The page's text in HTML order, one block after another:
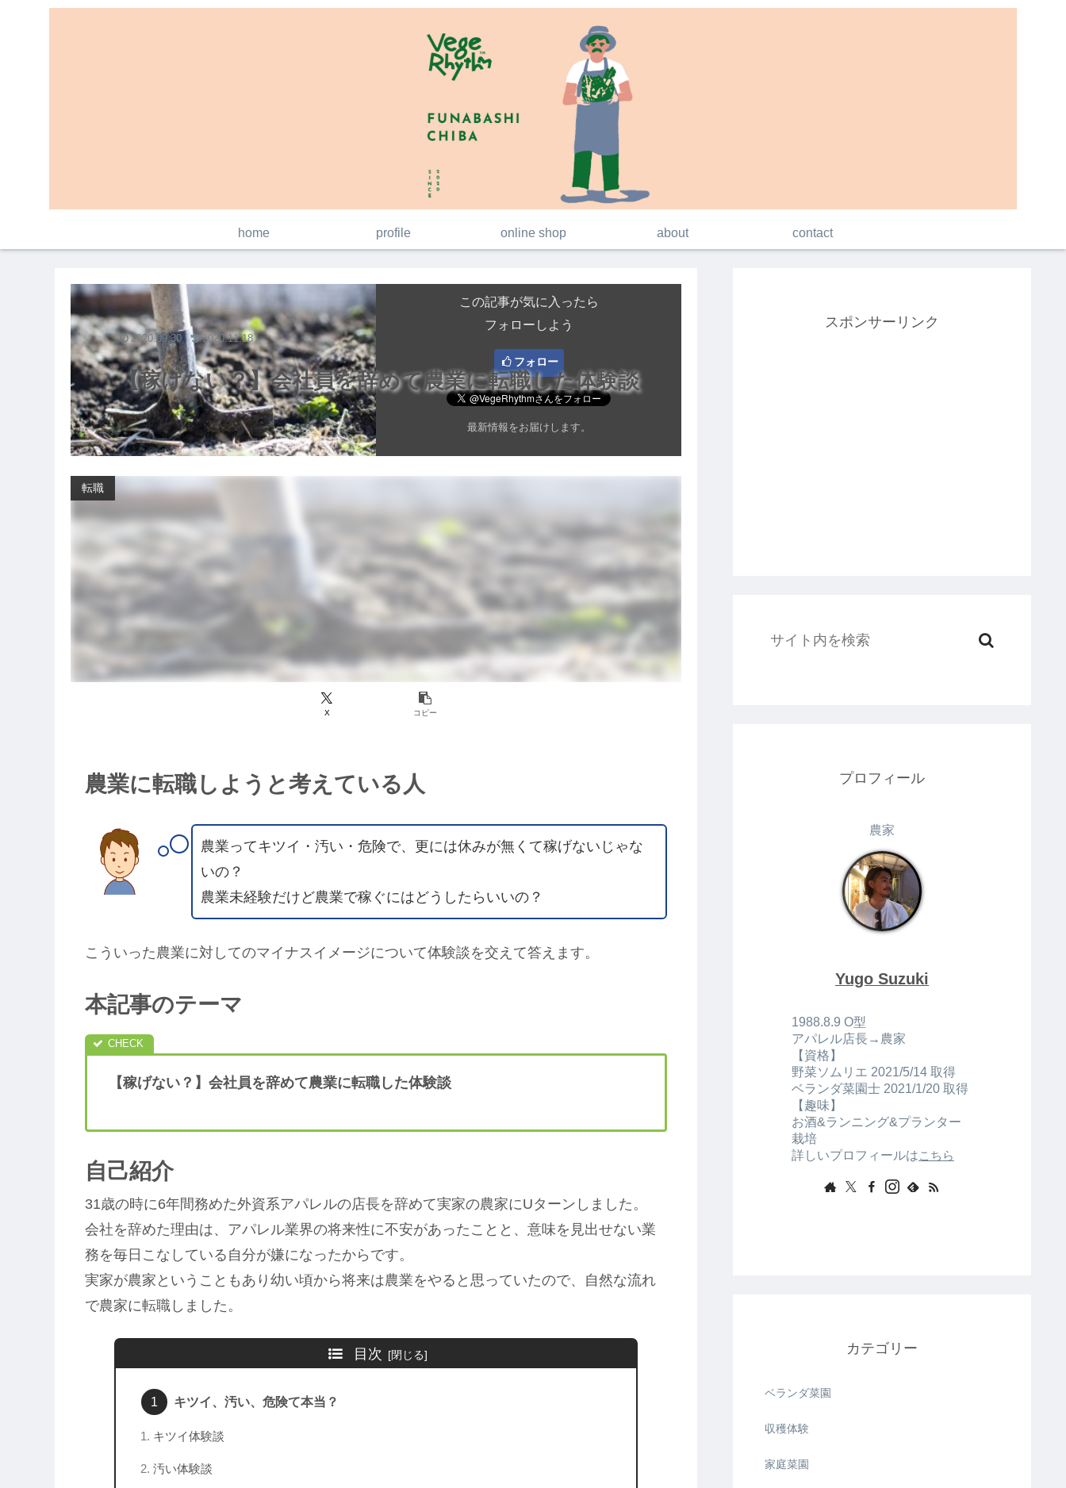
home profile online shop about contact
【稼げない？】会社員を辞めて農業に転職した体験談
この記事が気に入ったら
フォローしよう
フォロー
最新情報をお届けします。
転職
X コピー
2020.09.30 2020.11.18
農業に転職しようと考えている人
農業ってキツイ・汚い・危険で、更には休みが無くて稼げないじゃな
いの？
農業未経験だけど農業で稼ぐにはどうしたらいいの？
こういった農業に対してのマイナスイメージについて体験談を交えて答えます。
本記事のテーマ
【稼げない？】会社員を辞めて農業に転職した体験談
自己紹介
31歳の時に6年間務めた外資系アパレルの店長を辞めて実家の農家にUターンしました。
会社を辞めた理由は、アパレル業界の将来性に不安があったことと、意味を見出せない業
務を毎日こなしている自分が嫌になったからです。
実家が農家ということもあり幼い頃から将来は農業をやると思っていたので、自然な流れ
で農家に転職しました。
目次
キツイ、汚い、危険て本当？
キツイ体験談
汚い体験談
スポンサーリンク
プロフィール
農家
Yugo Suzuki
1988.8.9 O型
アパレル店長→農家
【資格】
野菜ソムリエ 2021/5/14 取得
ベランダ菜園士 2021/1/20 取得
【趣味】
お酒&ランニング&プランター
栽培
詳しいプロフィールはこちら
カテゴリー
ベランダ菜園
収穫体験
家庭菜園